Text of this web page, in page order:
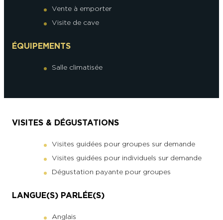
Vente à emporter
Visite de cave
ÉQUIPEMENTS
Salle climatisée
VISITES & DÉGUSTATIONS
Visites guidées pour groupes sur demande
Visites guidées pour individuels sur demande
Dégustation payante pour groupes
LANGUE(S) PARLÉE(S)
Anglais